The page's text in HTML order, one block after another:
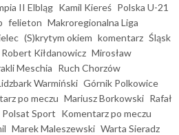
II Elbląg Kamil Kiereś Polska U-21
felieton Makroregionalna Liga
(S)krytym okiem komentarz Śląsk
Robert Kiłdanowicz Mirosław
Meschia Ruch Chorzów
Warmiński Górnik Polkowice
po meczu Mariusz Borkowski Rafał
Polsat Sport Komentarz po meczu
Marek Maleszewski Warta Sieradz